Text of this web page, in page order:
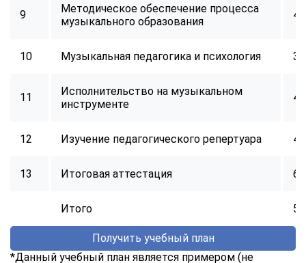
9
Методическое обеспечение процесса
музыкального образования
42
10 Музыкальная педагогика и психология 32
11
Исполнительство на музыкальном
инструменте
40
12 Изучение педагогического репертуара 48
13 Итоговая аттестация 6
Итого
Получить учебный план
*Данный учебный план является примером (не